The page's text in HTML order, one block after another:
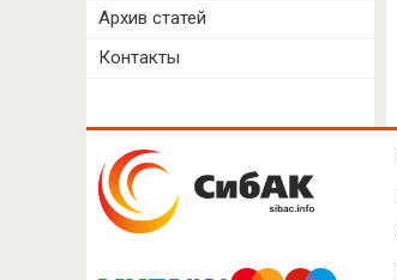
Архив статей
Контакты